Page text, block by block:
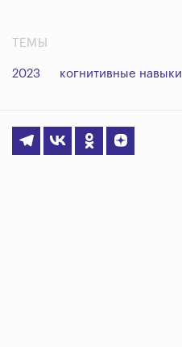
ТЕМЫ
2023 когнитивные навыки